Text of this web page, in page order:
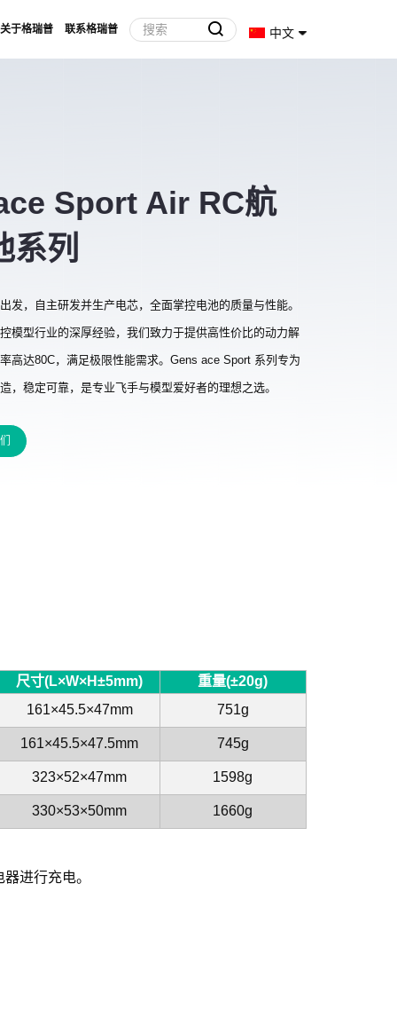
关于格瑞普 联系格瑞普 中文
Sport Air RC航
系列
发，自主研发并生产电芯，全面掌控电池的质量与性能。
模型行业的深厚经验，我们致力于提供高性价比的动力解
高达80C，满足极限性能需求。Gens ace Sport 系列专为
，稳定可靠，是专业飞手与模型爱好者的理想之选。
尺寸(L×W×H±5mm)
重量(±20g)
161×45.5×47mm
751g
161×45.5×47.5mm 745g
323×52×47mm 1598g
330×53×50mm 1660g
进行充电。